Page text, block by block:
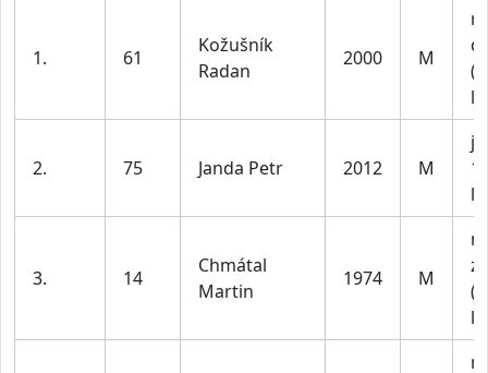
1. 61
Kožušník
Radan
2000 M
2. 75 Janda Petr 2012 M
3. 14
Chmátal
Martin
1974 M